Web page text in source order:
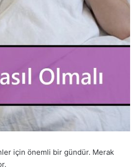
için önemli bir gündür. Merak